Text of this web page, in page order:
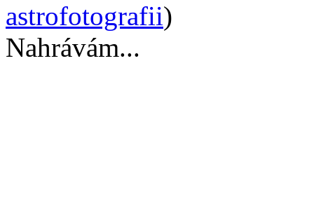
astrofotografii)
Nahrávám...